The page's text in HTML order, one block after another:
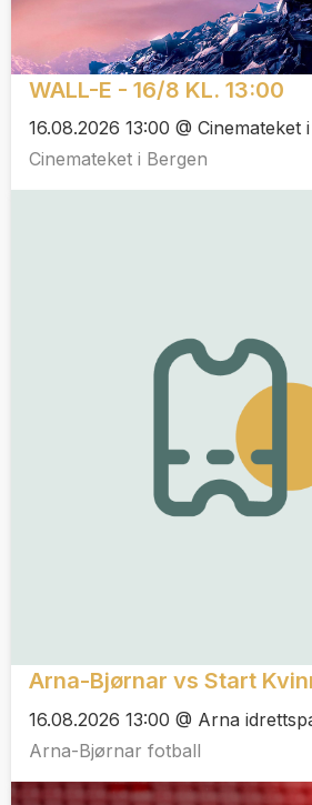
WALL-E - 16/8 KL. 13:00
16.08.2026 13:00 @ Cinemateket
Cinemateket i Bergen
Arna-Bjørnar vs Start
16.08.2026 13:00 @ Arna
Arna-Bjørnar fotball